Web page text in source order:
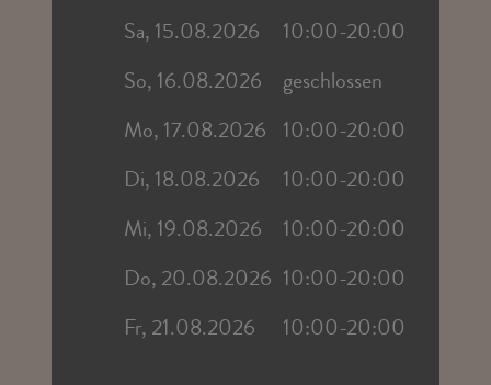
Sa, 15.08.2026
10:00-20:00
So, 16.08.2026
geschlossen
Mo, 17.08.2026 10:00-20:00
Di, 18.08.2026
10:00-20:00
Mi, 19.08.2026
10:00-20:00
Do, 20.08.2026 10:00-20:00
Fr, 21.08.2026
10:00-20:00